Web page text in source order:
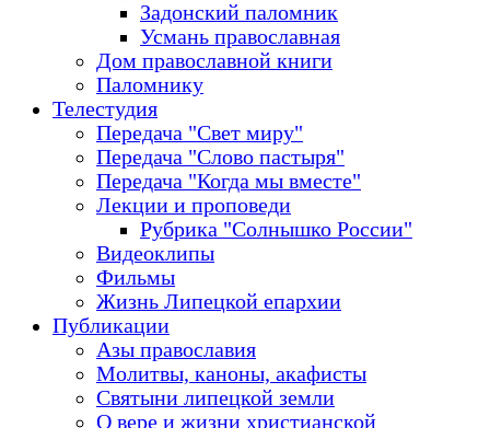
Задонский паломник
Усмань православная
Дом православной книги
Паломнику
Телестудия
Передача "Свет миру"
Передача "Слово пастыря"
Передача "Когда мы вместе"
Лекции и проповеди
Рубрика "Солнышко России"
Видеоклипы
Фильмы
Жизнь Липецкой епархии
Публикации
Азы православия
Молитвы, каноны, акафисты
Святыни липецкой земли
О вере и жизни христианской